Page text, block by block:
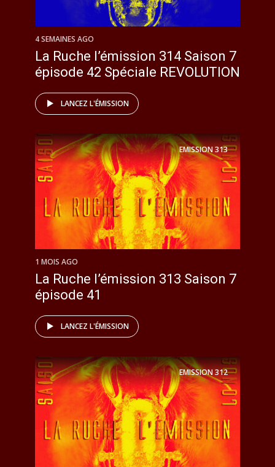
4 SEMAINES AGO
La Ruche l’émission 314 Saison 7
épisode 42 Spéciale REVOLUTION
LANCEZ L'ÉMISSION
EMISSION313
1 MOIS AGO
La Ruche l’émission 313 Saison 7
épisode 41
LANCEZ L'ÉMISSION
EMISSION312